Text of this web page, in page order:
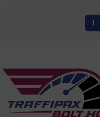
1